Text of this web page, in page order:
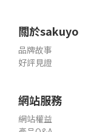
關於sakuyo
品牌故事
好評見證
網站服務
網站權益